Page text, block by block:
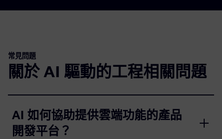
常見問題
關於 AI 驅動的工程相關問題
AI 如何協助提供雲端功能的產品
開發平台？